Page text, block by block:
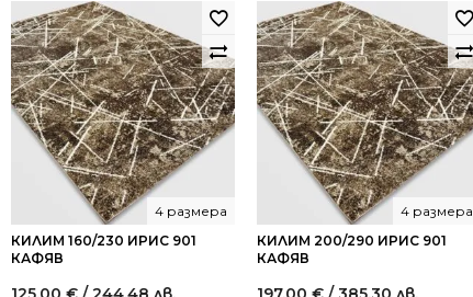
КИЛИМ 160/230 ИРИС 901
КАФЯВ
4 размера
КИЛИМ 200/290 ИРИС 901
КАФЯВ
4 размера